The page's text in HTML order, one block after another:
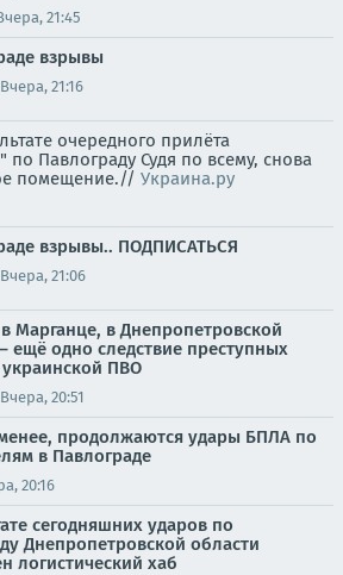
21:45
взрывы
Вчера, 21:16
очередного прилёта
по Павлограду Судя по всему, снова
помещение.// Украина.ру
взрывы.. ПОДПИСАТЬСЯ
Вчера, 21:06
Марганце, в Днепропетровской
ещё одно следствие преступных
украинской ПВО
Вчера, 20:51
продолжаются удары БПЛА по
в Павлограде
20:16
сегодняшних ударов по
Днепропетровской области
логистический хаб